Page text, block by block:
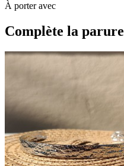
À porter avec
Complète la parure